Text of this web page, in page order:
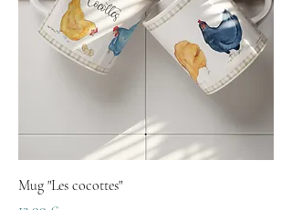
Mug "Les cocottes"